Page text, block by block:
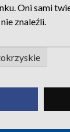
Oni sami
znaleźli.